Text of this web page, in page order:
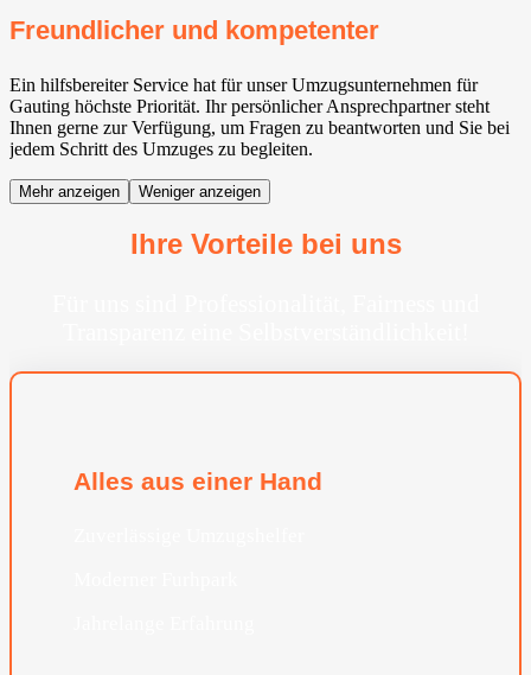
Freundlicher und kompetenter
Ein hilfsbereiter Service hat für unser Umzugsunternehmen für
Gauting⁠ höchste Priorität. Ihr persönlicher Ansprechpartner steht
Ihnen gerne zur Verfügung, um Fragen zu beantworten und Sie bei
jedem Schritt des Umzuges zu begleiten.
Mehr anzeigen Weniger anzeigen
Ihre Vorteile bei uns
Alles aus einer Hand